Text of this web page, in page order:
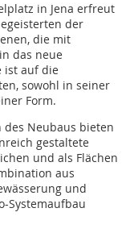
in Jena erfreut
der
die mit
das neue
ist auf die
sowohl in seiner
Form.
des Neubaus bieten
gestaltete
und als Flächen
aus
und
Systemaufbau